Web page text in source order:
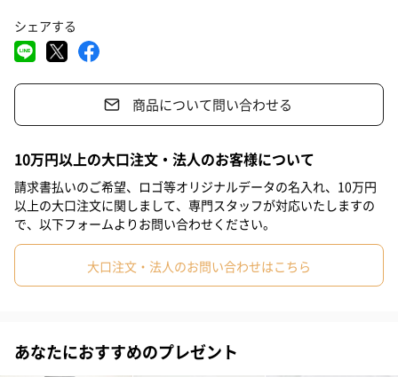
な色が引きだたせてくれます！
ハンカチをギフトに
シーズンを選ばないハンカチ。
そして、ハンカチでオシャレを楽しめる。
プレゼントには喜ばれる商品です！！
大切な人へのプレゼントに気分が上がるハンカチーフを贈ってみ
ラッピングのご案内
#取引先男性
シェアする
商品について問い合わせる
10万円以上の大口注文・法人のお客様について
請求書払いのご希望、ロゴ等オリジナルデータの名入れ、10万円
以上の大口注文に関しまして、専門スタッフが対応いたしますの
で、以下フォームよりお問い合わせください。
大口注文・法人のお問い合わせはこちら
あなたにおすすめのプレゼント